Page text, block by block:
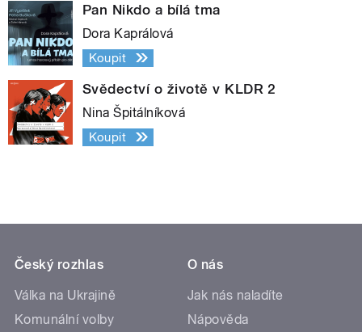
Pan Nikdo a bílá tma
Dora Kaprálová
Koupit
Svědectví o životě v KLDR 2
Nina Špitálníková
Koupit
Český rozhlas
Válka na Ukrajině
Komunální volby
O nás
Jak nás naladíte
Nápověda